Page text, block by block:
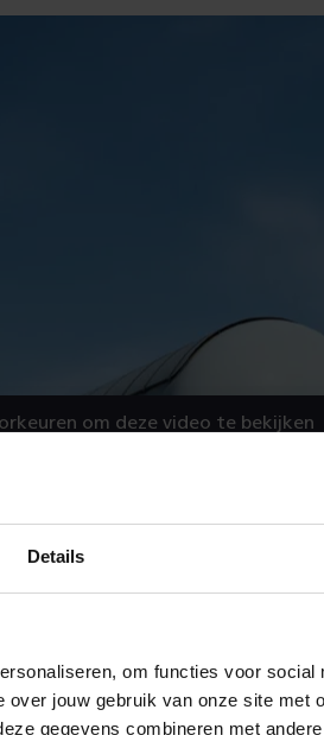
Details
om functies voor social
jouw gebruik van onze site met
gegevens combineren met
om deze video te bekijken